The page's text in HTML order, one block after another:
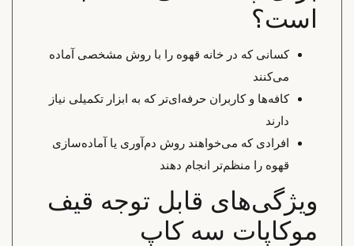
است؟
کسانی که در خانه قهوه را با روش مشخصی آماده
می‌کنند
کافه‌ها و کاربران حرفه‌ای‌تر که به ابزار تکمیلی نیاز
دارند
افرادی که می‌خواهند روش دم‌آوری یا آماده‌سازی
قهوه را منظم‌تر انجام دهند
ویژگی‌های قابل توجه قیف
موکاپات سه کاپ